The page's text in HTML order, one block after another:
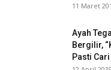
11 Maret
Ayah
Bergilir,
Pasti Cari